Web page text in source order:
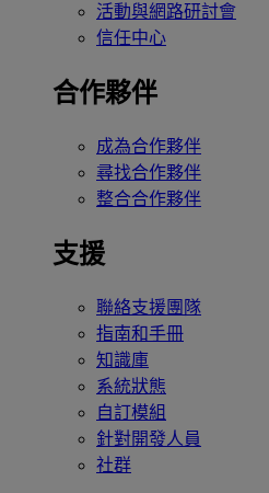
活動與網路研討會
信任中心
合作夥伴
成為合作夥伴
尋找合作夥伴
整合合作夥伴
支援
聯絡支援團隊
指南和手冊
知識庫
系統狀態
自訂模組
針對開發人員
社群